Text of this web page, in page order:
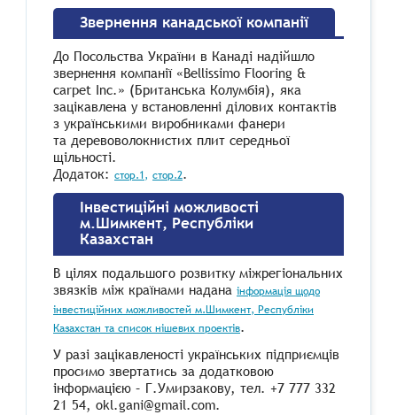
Звернення канадської компанії
До Посольства України в Канаді надійшло
звернення компанії «Bellissimo Flooring &
carpet Inc.» (Британська Колумбія), яка
зацікавлена у встановленні ділових контактів
з українськими виробниками фанери
та деревоволокнистих плит середньої
щільності.
Додаток: стор.1, стор.2.
Інвестиційні можливості
м.Шимкент, Республіки
Казахстан
В цілях подальшого розвитку міжрегіональних
звязків між країнами надана інформація щодо
інвестиційних можливостей м.Шимкент, Республіки
Казахстан та список нішевих проектів.
У разі зацікавленості українських підприємців
просимо звертатись за додатковою
інформацією – Г.Умирзакову, тел. +7 777 332
21 54, okl.gani@gmail.com.